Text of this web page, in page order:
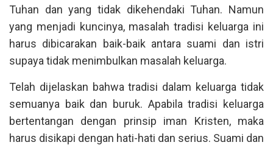
Tuhan dan yang tidak dikehendaki Tuhan. Namun
yang menjadi kuncinya, masalah tradisi keluarga ini
harus dibicarakan baik-baik antara suami dan istri
supaya tidak menimbulkan masalah keluarga.
Telah dijelaskan bahwa tradisi dalam keluarga tidak
semuanya baik dan buruk. Apabila tradisi keluarga
bertentangan dengan prinsip iman Kristen, maka
harus disikapi dengan hati-hati dan serius. Suami dan